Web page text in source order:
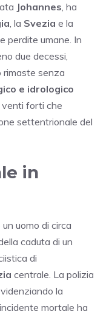
Johannes, ha
, la Svezia e la
perdite umane. In
due decessi,
rimaste senza
e idrologico
forti che
settentrionale del
in
uomo di circa
caduta di un
di
centrale. La polizia
la
mortale ha